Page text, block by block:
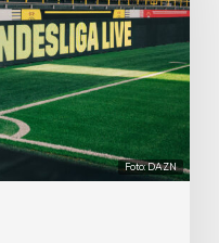
Foto: DAZN